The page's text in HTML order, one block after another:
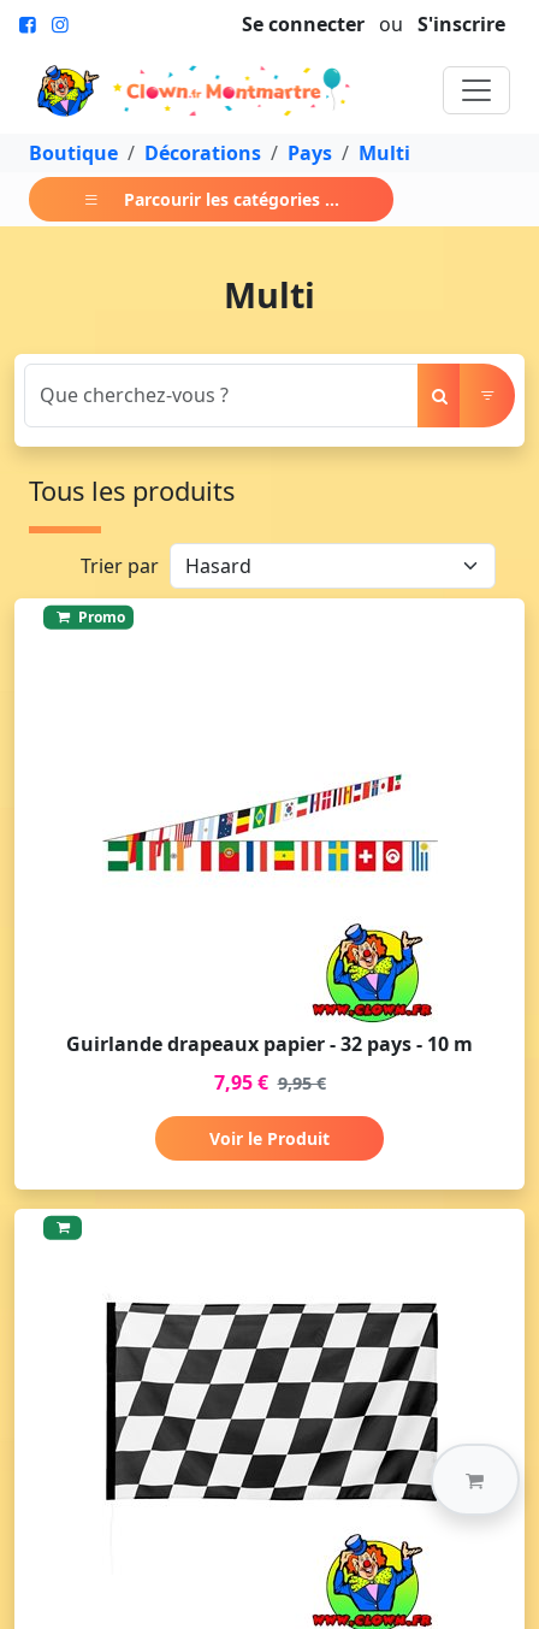
Se connecter ou S'inscrire
Boutique Décorations Pays Multi
Parcourir les catégories ...
Multi
Tous les produits
Trier par
Promo
Guirlande drapeaux papier - 32 pays - 10 m
7,95 € 9,95 €
Voir le Produit